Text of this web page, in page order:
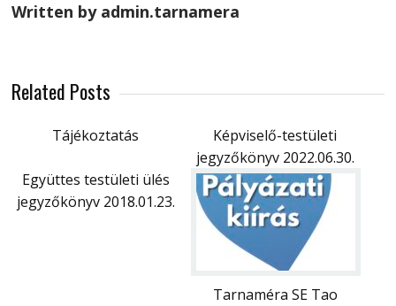
Written by admin.tarnamera
Related Posts
Tájékoztatás
Képviselő-testületi
jegyzőkönyv 2022.06.30.
Együttes testületi ülés
jegyzőkönyv 2018.01.23.
Tarnaméra SE Tao